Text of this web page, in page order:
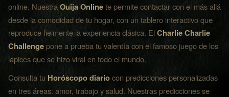
online. NuestraOuija Onlinete permite contactar con el más allá
desde la comodidad de tu hogar, con un tablero interactivo que
reproduce fielmente la experiencia clásica. ElCharlie Charlie
Challenge pone a prueba tu valentía con el famoso juego de los
lápices que se hizo viral en todo el mundo.
Consulta tu Horóscopo diariocon predicciones personalizadas
en tres áreas: amor, trabajo y salud. Nuestras predicciones se